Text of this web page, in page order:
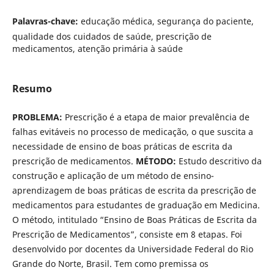
Palavras-chave: educação médica, segurança do paciente,
qualidade dos cuidados de saúde, prescrição de
medicamentos, atenção primária à saúde
Resumo
PROBLEMA: Prescrição é a etapa de maior prevalência de
falhas evitáveis no processo de medicação, o que suscita a
necessidade de ensino de boas práticas de escrita da
prescrição de medicamentos. MÉTODO: Estudo descritivo da
construção e aplicação de um método de ensino-
aprendizagem de boas práticas de escrita da prescrição de
medicamentos para estudantes de graduação em Medicina.
O método, intitulado “Ensino de Boas Práticas de Escrita da
Prescrição de Medicamentos”, consiste em 8 etapas. Foi
desenvolvido por docentes da Universidade Federal do Rio
Grande do Norte, Brasil. Tem como premissa os